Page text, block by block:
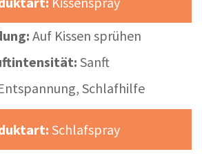
Auf Kissen sprühen
Sanft
Schlafhilfe
Schlafspray